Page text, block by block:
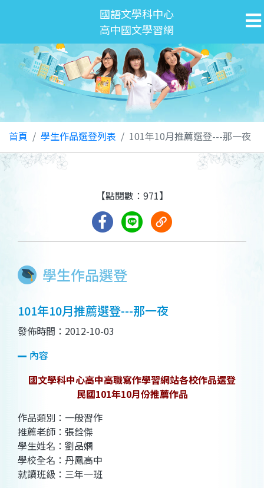
國語文學科中心
高中國文學習網
首頁 學生作品選登列表 101年10月推薦選登---那一夜
學生作品選登
【點閱數：971】
101年10月推薦選登---那一夜
發佈時間：2012-10-03
內容
國文學科中心高中高職寫作學習網站各校作品選登
民國101年10月份推薦作品
作品類別：一般習作
推薦老師：張銓傑
學生姓名：劉品嫻
學校全名：丹鳳高中
就讀班級：三年一班